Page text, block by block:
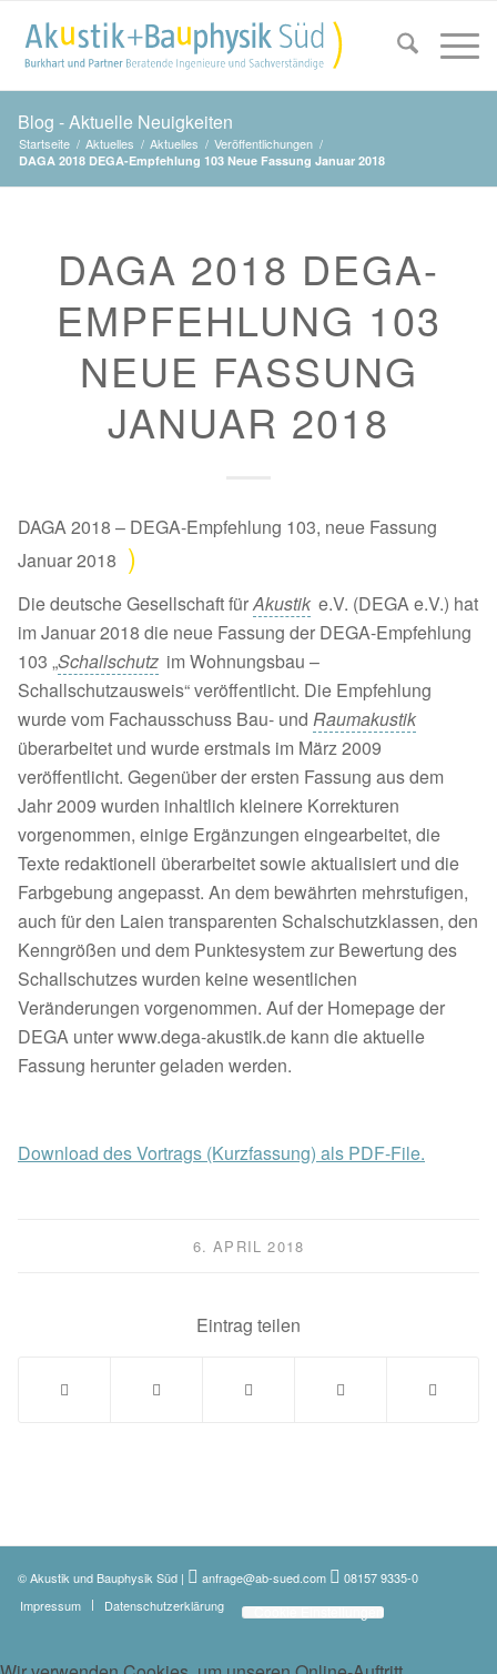
Blog - Aktuelle Neuigkeiten
Startseite / Aktuelles / Aktuelles / Veröffentlichungen /
DAGA 2018 DEGA-Empfehlung 103 Neue Fassung Januar 2018
DAGA 2018 DEGA-
EMPFEHLUNG 103
NEUE FASSUNG
JANUAR 2018
DAGA 2018 – DEGA-Empfehlung 103, neue Fassung
Januar 2018
Die deutsche Gesellschaft fürAkustik e.V. (DEGA e.V.) hat
im Januar 2018 die neue Fassung der DEGA-Empfehlung
103 „Schallschutz im Wohnungsbau –
Schallschutzausweis“ veröffentlicht. Die Empfehlung
wurde vom Fachausschuss Bau- und Raumakustik
überarbeitet und wurde erstmals im März 2009
veröffentlicht. Gegenüber der ersten Fassung aus dem
Jahr 2009 wurden inhaltlich kleinere Korrekturen
vorgenommen, einige Ergänzungen eingearbeitet, die
Texte redaktionell überarbeitet sowie aktualisiert und die
Farbgebung angepasst. An dem bewährten mehrstufigen,
auch für den Laien transparenten Schalschutzklassen, den
Kenngrößen und dem Punktesystem zur Bewertung des
Schallschutzes wurden keine wesentlichen
Veränderungen vorgenommen. Auf der Homepage der
DEGA unter www.dega-akustik.de kann die aktuelle
Fassung herunter geladen werden.
Download des Vortrags (Kurzfassung) als PDF-File.
6. APRIL 2018
Eintrag teilen
© Akustik und Bauphysik Süd | anfrage@ab-sued.com
08157 9335-0
Impressum
Datenschutzerklärung Cookie Einstellungen